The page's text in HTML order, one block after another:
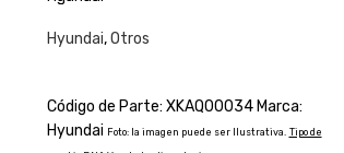
Hyundai, Otros
Código de Parte: XKAQ00034 Marca:
Hyundai Foto: la imagen puede ser Ilustrativa. Tipo de